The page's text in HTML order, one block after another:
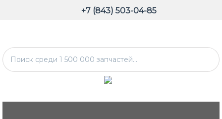
+7 (843) 503-04-85